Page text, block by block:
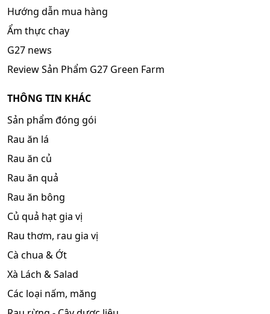
Hướng dẫn mua hàng
Ẩm thực chay
G27 news
Review Sản Phẩm G27 Green Farm
THÔNG TIN KHÁC
Sản phẩm đóng gói
Rau ăn lá
Rau ăn củ
Rau ăn quả
Rau ăn bông
Củ quả hạt gia vị
Rau thơm, rau gia vị
Cà chua & Ớt
Xà Lách & Salad
Các loại nấm, măng